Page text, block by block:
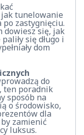
tunelowanie
zastygnięciu.
dowiesz się, jak
się długo i
dom
do
ten poradnik
sposób na
o środowisko,
dla
zamienić
luksus.